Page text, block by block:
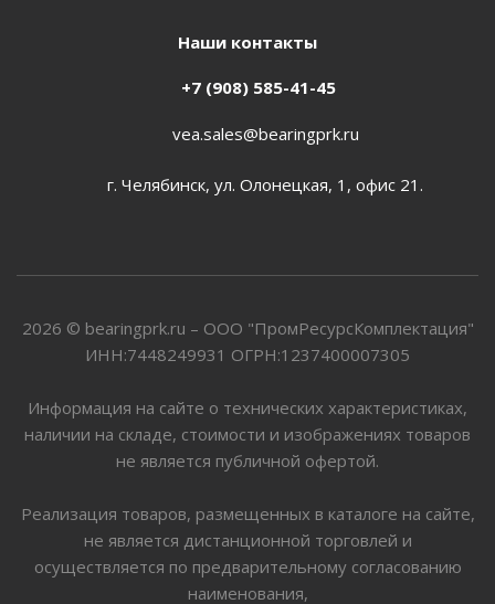
Наши контакты
+7 (908) 585-41-45
vea.sales@bearingprk.ru
г. Челябинск, ул. Олонецкая, 1, офис 21.
2026 © bearingprk.ru – ООО "ПромРесурсКомплектация"
ИНН:7448249931 ОГРН:1237400007305
Информация на сайте о технических характеристиках,
наличии на складе, стоимости и изображениях товаров
не является публичной офертой.
Реализация товаров, размещенных в каталоге на сайте,
не является дистанционной торговлей и
осуществляется по предварительному согласованию
наименования,